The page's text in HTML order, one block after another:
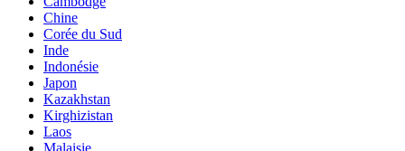
Chine
Corée du Sud
Inde
Indonésie
Japon
Kazakhstan
Kirghizistan
Laos
Malaisie